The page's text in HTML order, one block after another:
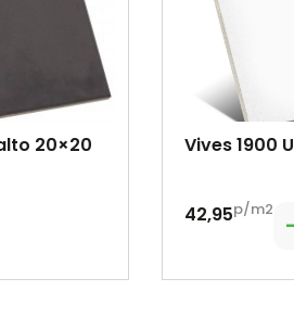
20×20 Vives 1900
42,95p/m2